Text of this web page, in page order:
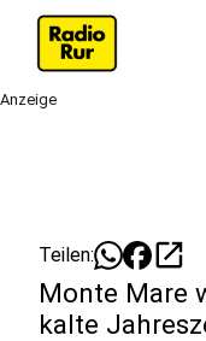
Anzeige
Teilen: open_in_new
Monte Mare
kalte